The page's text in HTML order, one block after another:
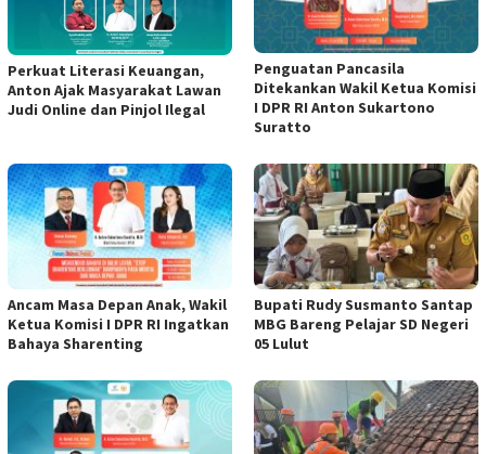
Perkuat Literasi Keuangan,
Anton Ajak Masyarakat Lawan
Judi Online dan Pinjol Ilegal
Penguatan Pancasila
Ditekankan Wakil Ketua Komisi
I DPR RI Anton Sukartono
Suratto
Ancam Masa Depan Anak, Wakil
Ketua Komisi I DPR RI Ingatkan
Bahaya Sharenting
Bupati Rudy Susmanto Santap
MBG Bareng Pelajar SD Negeri
05 Lulut